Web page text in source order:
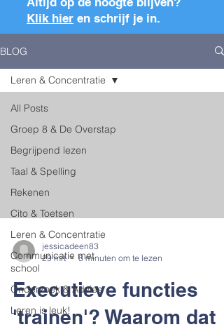
Klik hier en schrijf je in.
BLOG
All Posts
Groep 8 & De Overstap
Begrijpend lezen
Taal & Spelling
Rekenen
Cito & Toetsen
Leren & Concentratie
Communicatie met
school
Onderzoek & Advies
Leren is leuk!
Leren & Concentratie
jessicadeen83
29 mrt
8 minuten om te lezen
Executieve functies
'trainen'? Waarom dat